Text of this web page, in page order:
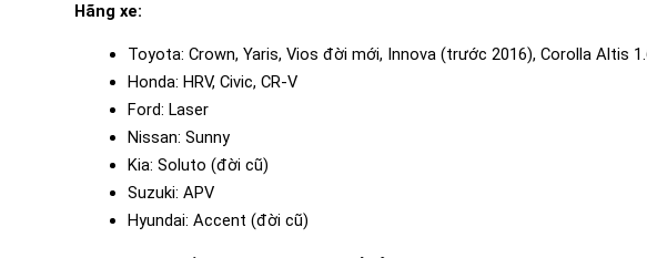
Hãng xe:
Toyota: Crown, Yaris, Vios đời mới, Innova (trước 2016), Corolla Altis
Honda: HRV, Civic, CR-V
Ford: Laser
Nissan: Sunny
Kia: Soluto (đời cũ)
Suzuki: APV
Hyundai: Accent (đời cũ)